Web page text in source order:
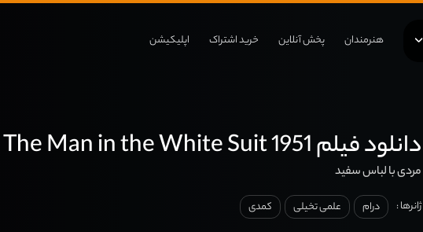
هنرمندان پخش آنلاین خرید اشتراک اپلیکیشن
دانلود فیلم The Man in the White Suit 1951
مردی با لباس سفید
ژانرها : درام علمی تخیلی کمدی